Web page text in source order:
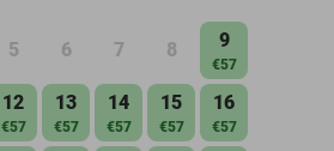
5 6 7 8 9
€57
12
€57
13
€57
14
€57
15
€57
16
€57